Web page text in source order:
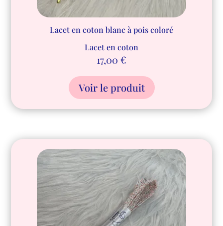
Lacet en coton blanc à pois coloré
Lacet en coton
17,00 €
Voir le produit